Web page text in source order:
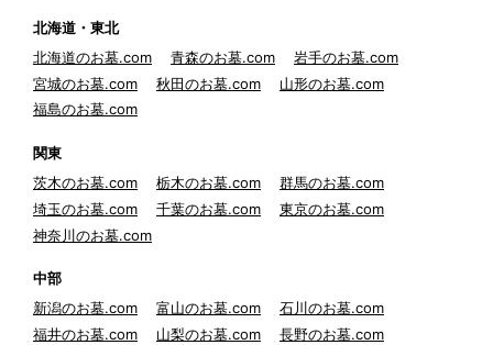
北海道・東北
北海道のお墓.com
青森のお墓.com
岩手のお墓.com
宮城のお墓.com
秋田のお墓.com
山形のお墓.com
福島のお墓.com
関東
茨木のお墓.com
栃木のお墓.com
群馬のお墓.com
埼玉のお墓.com
千葉のお墓.com
東京のお墓.com
神奈川のお墓.com
中部
新潟のお墓.com
富山のお墓.com
石川のお墓.com
福井のお墓.com
山梨のお墓.com
長野のお墓.com